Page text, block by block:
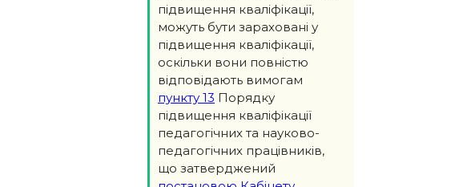
підвищення кваліфікації,
можуть бути зараховані у
підвищення кваліфікації,
оскільки вони повністю
відповідають вимогам
пункту 13 Порядку
підвищення кваліфікації
педагогічних та науково-
педагогічних працівників,
що затверджений